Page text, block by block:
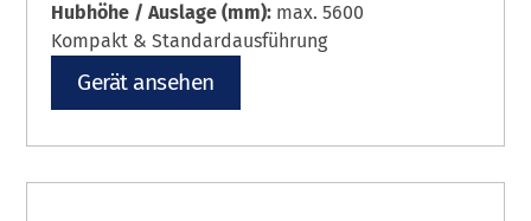
Hubhöhe / Auslage (mm): max. 5600
Kompakt & Standardausführung
Gerät ansehen